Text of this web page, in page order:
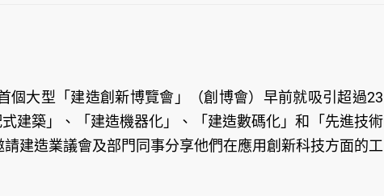
大型「建造創新博覽會」（創博會）早前就吸引超過23
建築」、「建造機器化」、「建造數碼化」和「先進技術
建造業議會及部門同事分享他們在應用創新科技方面的工